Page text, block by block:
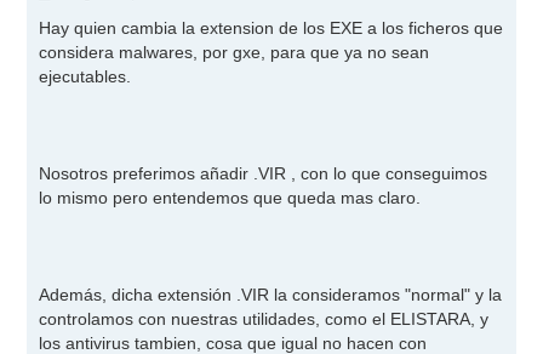
n
s
a
e
Hay quien cambia la extension de los EXE a los ficheros que
considera malwares, por gxe, para que ya no sean
ejecutables.
Nosotros preferimos añadir .VIR , con lo que conseguimos
lo mismo pero entendemos que queda mas claro.
Además, dicha extensión .VIR la consideramos "normal" y la
controlamos con nuestras utilidades, como el ELISTARA, y
los antivirus tambien, cosa que igual no hacen con